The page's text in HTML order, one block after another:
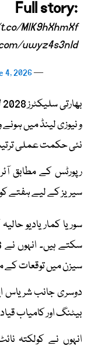
Full story:
MlK9hXhmXf
uwyz4s3nId
— ESPNcricinfo (@ESPNcricinfo)
4, 2026
و نیوزی لینڈ میں
نئی حکمت عملی
رپورٹس کے مطابق
سیریز کے لیے ہفتے کو
سوریا کمار یادیو
سیزن میں توقعات کے
دوسری جانب شریاس
بیٹنگ اور کامیاب